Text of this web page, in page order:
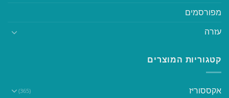
מפורסמים
עזרה
קטגוריות המוצרים
אקססוריז (365)